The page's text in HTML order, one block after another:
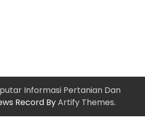
Informasi Pertanian Dan
Record ByArtify Themes.